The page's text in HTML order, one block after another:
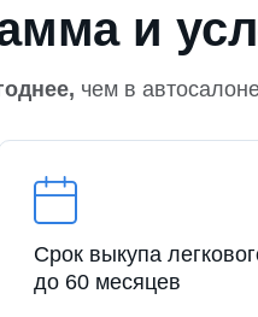
и
чем в
Срок выкупа
до 60 месяцев